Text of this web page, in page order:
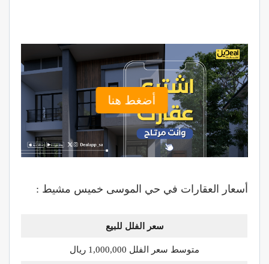
أضغط هنا
أسعار العقارات في حي الموسى خميس مشيط :
سعر الفلل للبيع
متوسط سعر الفلل 1,000,000 ريال